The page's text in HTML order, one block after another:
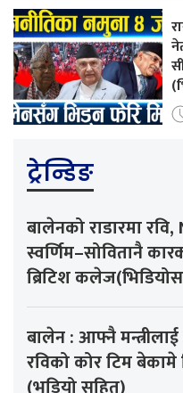
ट्रेन्डिङ
बालेनको राडारमा
स्वर्णिम–सोवितानै
ब्रिटिश
बालेन : आफ्नै
रविको कोर टिम